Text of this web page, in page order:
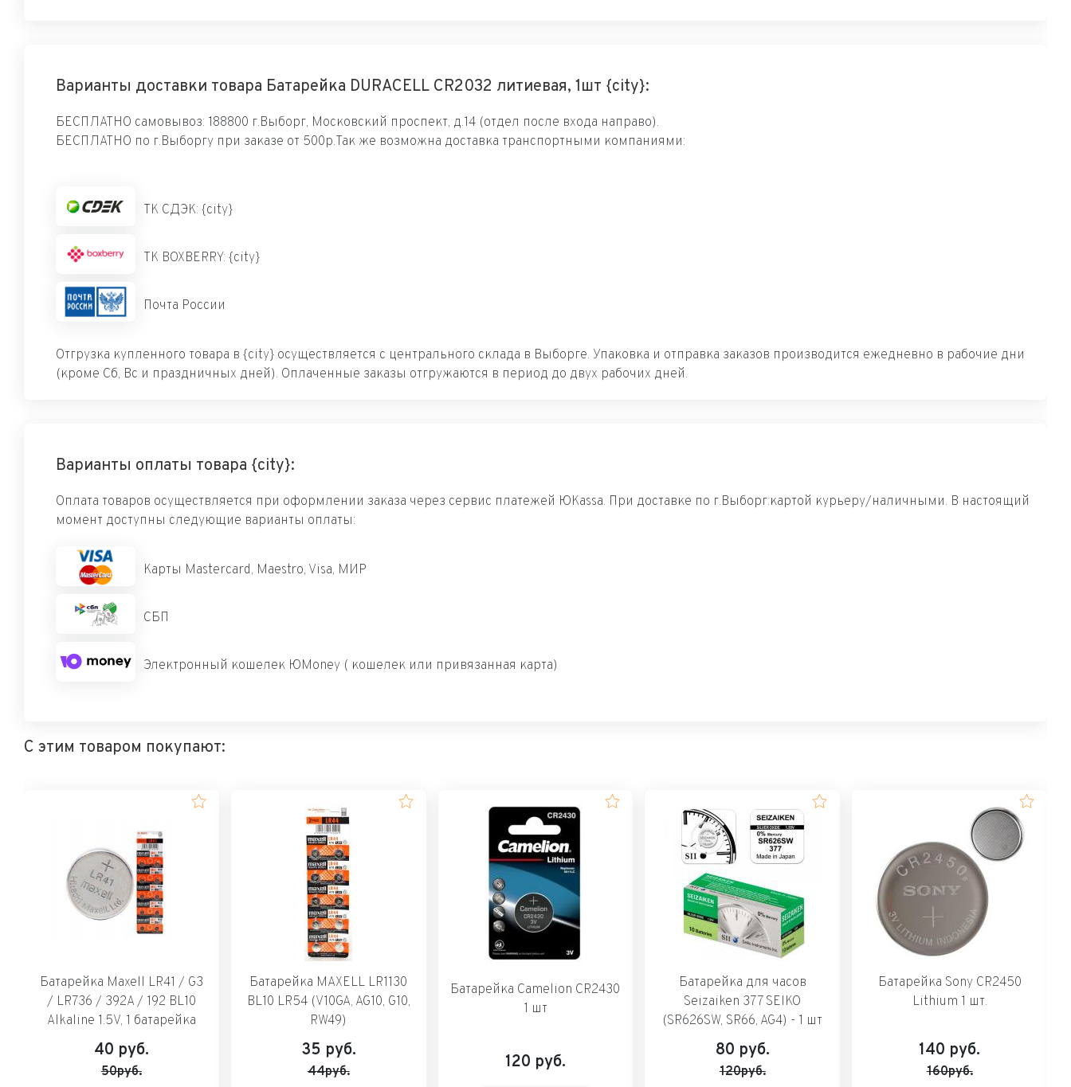
Варианты доставки товара Батарейка DURACELL CR2032 литиевая, 1шт {city}:
БЕСПЛАТНО самовывоз: 188800 г.Выборг, Московский проспект, д.14 (отдел после входа направо).
БЕСПЛАТНО по г.Выборгу при заказе от 500р.Так же возможна доставка транспортными компаниями:
ТК СДЭК: {city}
ТК BOXBERRY: {city}
Почта России
Отгрузка купленного товара в {city} осуществляется с центрального склада в Выборге. Упаковка и отправка заказов производится ежедневно в рабочие дни
(кроме Сб, Вс и праздничных дней). Оплаченные заказы отгружаются в период до двух рабочих дней.
Варианты оплаты товара {city}:
Оплата товаров осуществляется при оформлении заказа через сервис платежей ЮKassa. При доставке по г.Выборг:картой курьеру/наличными. В настоящий
момент доступны следующие варианты оплаты:
Карты Mastercard, Maestro, Visa, МИР
СБП
Электронный кошелек ЮMoney ( кошелек или привязанная карта)
С этим товаром покупают:
Батарейка Maxell LR41 / G3
/ LR736 / 392A / 192 BL10
Alkaline 1.5V, 1 батарейка
40 руб.
50руб.
Батарейка MAXELL LR1130
BL10 LR54 (V10GA, AG10, G10,
RW49)
35 руб.
44руб.
Батарейка Camelion CR2430
1 шт
120 руб.
Батарейка для часов
Seizaiken 377 SEIKO
(SR626SW, SR66, AG4) - 1 шт
80 руб.
120руб.
Батарейка Sony CR2450
Lithium 1 шт.
140 руб.
160руб.